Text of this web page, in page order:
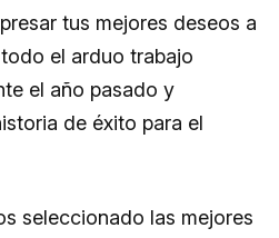
tus mejores deseos a
el arduo trabajo
el año pasado y
de éxito para el
seleccionado las mejores